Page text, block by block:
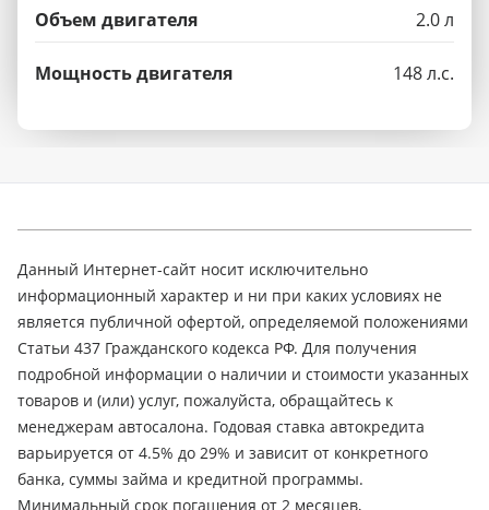
Объем двигателя 2.0 л
Мощность двигателя 148 л.с.
Данный Интернет-сайт носит исключительно
информационный характер и ни при каких условиях не
является публичной офертой, определяемой положениями
Статьи 437 Гражданского кодекса РФ. Для получения
подробной информации о наличии и стоимости указанных
товаров и (или) услуг, пожалуйста, обращайтесь к
менеджерам автосалона. Годовая ставка автокредита
варьируется от 4.5% до 29% и зависит от конкретного
банка, суммы займа и кредитной программы.
Минимальный срок погашения от 2 месяцев,